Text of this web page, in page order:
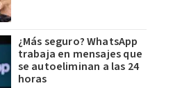
¿Más seguro? WhatsApp
trabaja en mensajes que
se autoeliminan a las 24
horas